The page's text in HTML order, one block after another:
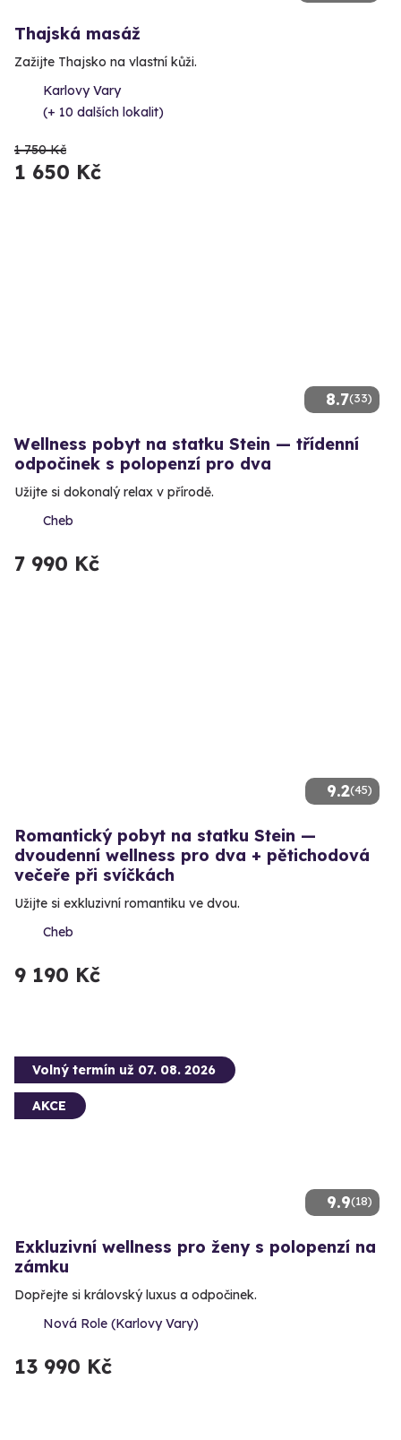
Thajská masáž
Zažijte Thajsko na vlastní kůži.
Karlovy Vary
(+ 10 dalších lokalit)
1 750 Kč
1 650 Kč
8.7(33)
Wellness pobyt na statku Stein — třídenní
odpočinek s polopenzí pro dva
Užijte si dokonalý relax v přírodě.
Cheb
7 990 Kč
9.2(45)
Romantický pobyt na statku Stein —
dvoudenní wellness pro dva + pětichodová
večeře při svíčkách
Užijte si exkluzivní romantiku ve dvou.
Cheb
9 190 Kč
9.9(18)
Volný termín už 07. 08. 2026
AKCE
Exkluzivní wellness pro ženy s polopenzí na
zámku
Dopřejte si královský luxus a odpočinek.
Nová Role (Karlovy Vary)
13 990 Kč